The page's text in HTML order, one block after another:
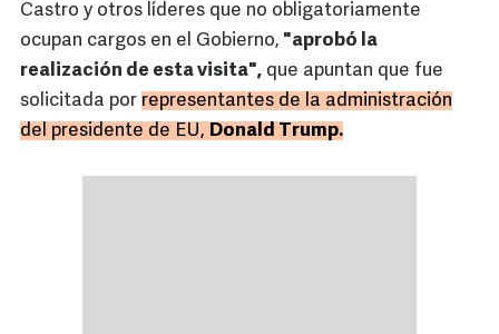
Castro y otros líderes que no obligatoriamente
ocupan cargos en el Gobierno, "aprobó la
realización de esta visita", que apuntan que fue
solicitada por representantes de la administración
del presidente de EU, Donald Trump.